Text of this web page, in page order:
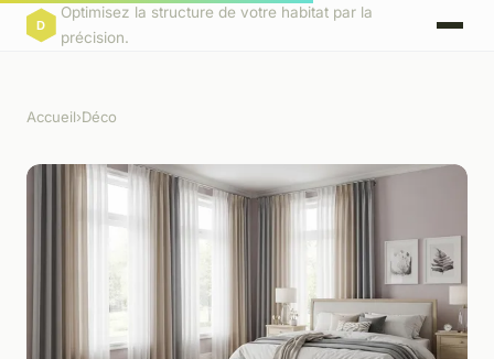
Optimisez la structure de votre habitat par la
précision.
Accueil›Déco